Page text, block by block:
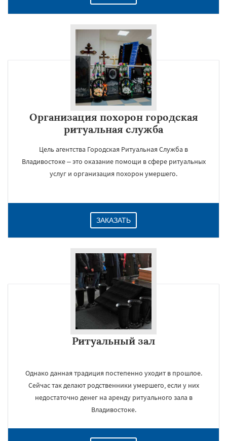
Организация похорон городская
ритуальная служба
Цель агентства Городская Ритуальная Служба в
Владивостоке – это оказание помощи в сфере ритуальных
услуг и организация похорон умершего.
ЗАКАЗАТЬ
Ритуальный зал
Однако данная традиция постепенно уходит в прошлое.
Сейчас так делают родственники умершего, если у них
недостаточно денег на аренду ритуального зала в
Владивостоке.